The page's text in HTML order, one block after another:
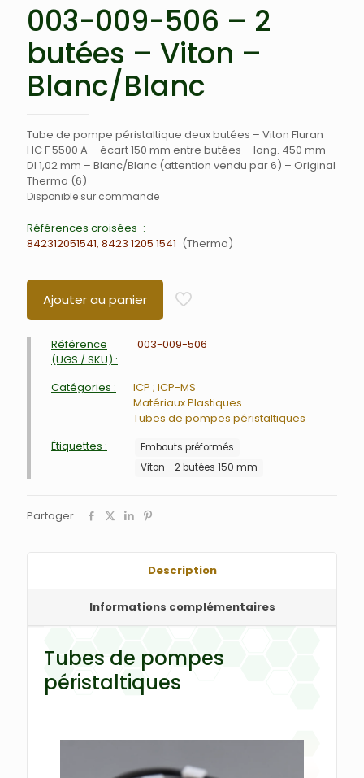
003-009-506 – 2
butées – Viton –
Blanc/Blanc
Tube de pompe péristaltique deux butées – Viton Fluran
HC F 5500 A – écart 150 mm entre butées – long. 450 mm –
DI 1,02 mm – Blanc/Blanc (attention vendu par 6) – Original
Thermo (6)
Disponible sur commande
Références croisées
842312051541, 8423 1205 1541
Thermo
Ajouter au panier
Référence
(UGS / SKU) :
003-009-506
Catégories :
ICP ; ICP-MS
Matériaux Plastiques
Tubes de pompes péristaltiques
Étiquettes :
Embouts préformés
Viton - 2 butées 150 mm
Partager
Description
Informations complémentaires
Tubes de pompes
péristaltiques